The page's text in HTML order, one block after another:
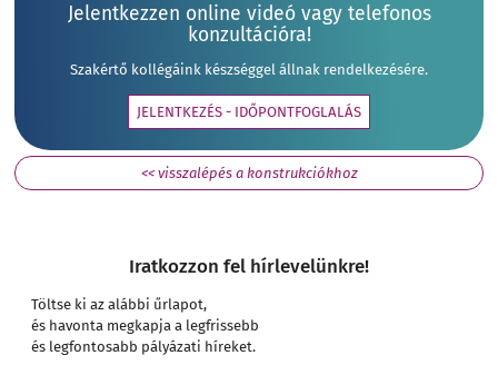
Jelentkezzen online videó vagy telefonos
konzultációra!
Szakértő kollégáink készséggel állnak rendelkezésére.
JELENTKEZÉS - IDŐPONTFOGLALÁS
<< visszalépés a konstrukciókhoz
Iratkozzon fel hírlevelünkre!
Töltse ki az alábbi űrlapot,
és havonta megkapja a legfrissebb
és legfontosabb pályázati híreket.